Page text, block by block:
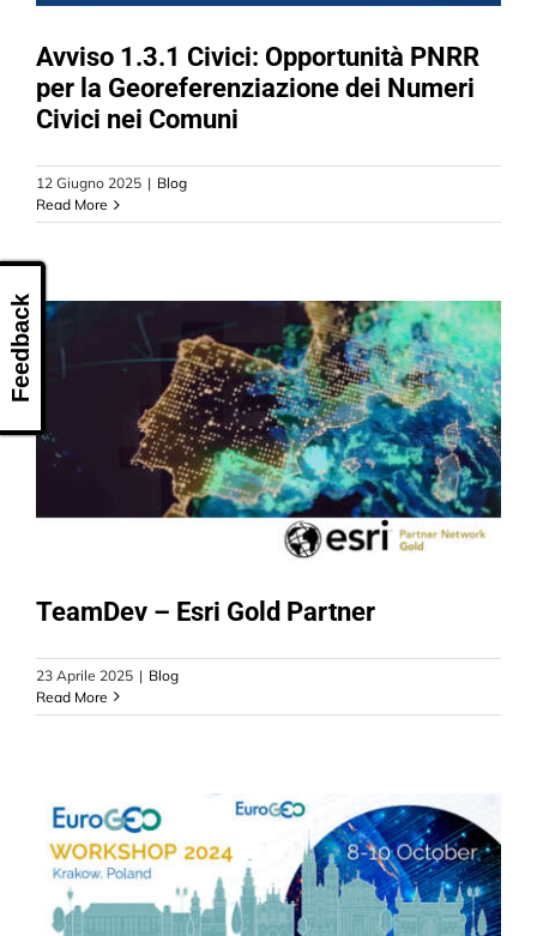
Avviso 1.3.1 Civici: Opportunità PNRR
per la Georeferenziazione dei Numeri
Civici nei Comuni
12 Giugno 2025 | Blog
Read More
TeamDev – Esri Gold Partner
23 Aprile 2025 | Blog
Read More
Feedback